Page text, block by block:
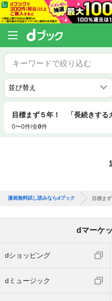
目標まず５年！ 「長続きする
0〜0件/全0件
漫画無料試し読みならdブック 目標ま
dマーケ
dショッピング
dミュージック